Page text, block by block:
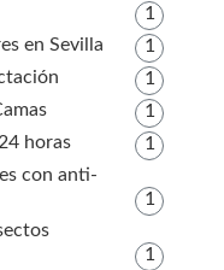
1
en Sevilla
1
1
1
horas
1
con anti-
1
1